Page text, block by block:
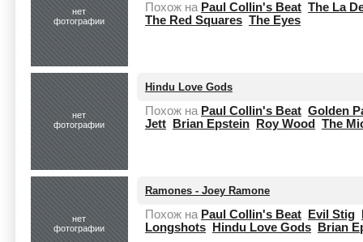
нет
фотографии
Похож на Paul Collin's Beat The La
The Red Squares The Eyes
нет
фотографии
Hindu Love Gods
Похож на Paul Collin's Beat Golden
Jett
Brian Epstein Roy Wood The
нет
фотографии
Ramones - Joey Ramone
Похож на Paul Collin's Beat Evil Stig
Longshots
Hindu Love Gods Brian